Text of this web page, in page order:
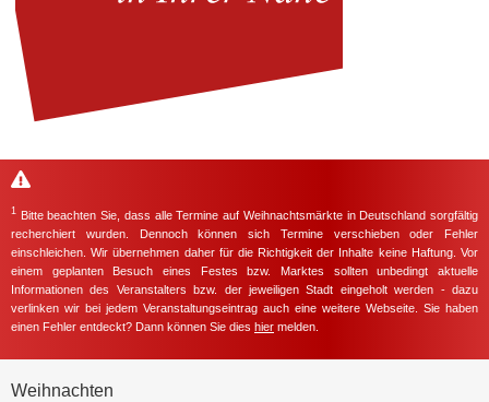
1 Bitte beachten Sie, dass alle Termine auf Weihnachtsmärkte in Deutschland sorgfältig
recherchiert wurden. Dennoch können sich Termine verschieben oder Fehler
einschleichen. Wir übernehmen daher für die Richtigkeit der Inhalte keine Haftung. Vor
einem geplanten Besuch eines Festes bzw. Marktes sollten unbedingt aktuelle
Informationen des Veranstalters bzw. der jeweiligen Stadt eingeholt werden - dazu
verlinken wir bei jedem Veranstaltungseintrag auch eine weitere Webseite. Sie haben
einen Fehler entdeckt? Dann können Sie dies hier melden.
Weihnachten